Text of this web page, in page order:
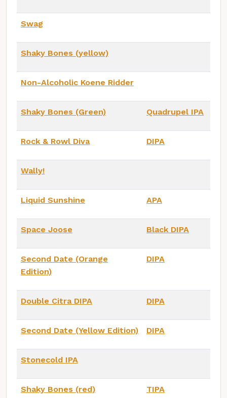
Swag
Shaky Bones (yellow)
Non-Alcoholic Koene Ridder
Shaky Bones (Green) Quadrupel IPA
Rock & Rowl Diva DIPA
Wally!
Liquid Sunshine APA
Space Joose Black DIPA
Second Date (Orange
Edition)
DIPA
Double Citra DIPA DIPA
Second Date (Yellow Edition) DIPA
Stonecold IPA
Shaky Bones (red) TIPA